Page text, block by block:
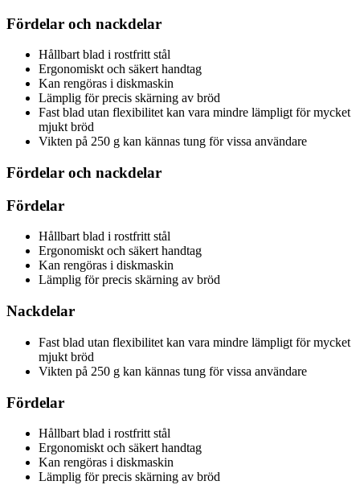
Fördelar och nackdelar
Hållbart blad i rostfritt stål
Ergonomiskt och säkert handtag
Kan rengöras i diskmaskin
Lämplig för precis skärning av bröd
Fast blad utan flexibilitet kan vara mindre lämpligt för mycket
mjukt bröd
Vikten på 250 g kan kännas tung för vissa användare
Fördelar och nackdelar
Fördelar
Hållbart blad i rostfritt stål
Ergonomiskt och säkert handtag
Kan rengöras i diskmaskin
Lämplig för precis skärning av bröd
Nackdelar
Fast blad utan flexibilitet kan vara mindre lämpligt för mycket
mjukt bröd
Vikten på 250 g kan kännas tung för vissa användare
Fördelar
Hållbart blad i rostfritt stål
Ergonomiskt och säkert handtag
Kan rengöras i diskmaskin
Lämplig för precis skärning av bröd